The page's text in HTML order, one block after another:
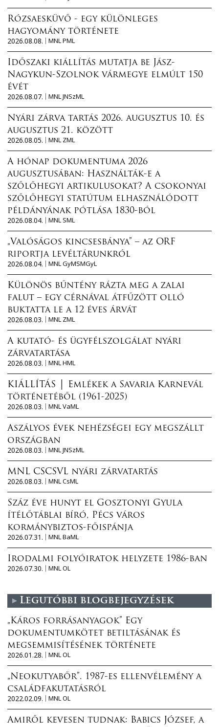
Rózsaesküvő - egy különleges
hagyomány története
2026.08.08.
MNL PML
Időszaki kiállítás mutatja be Jász-
Nagykun-Szolnok vármegye elmúlt 150
évét
2026.08.07.
MNL JNSzML
Nyári zárva tartás 2026. augusztus 10. és
augusztus 21. között
2026.08.05.
MNL ZML
A hónap dokumentuma 2026
augusztusában: Használták-e a
szőlőhegyi artikulusokat? A csokonyai
szőlőhegyi statútum elhasználódott
példányának pótlása 1830-ból
2026.08.04.
MNL SML
„Valóságos kincsesbánya” – az ORF
riportja levéltárunkról
2026.08.04.
MNL GyMSMGyL
Különös bűntény rázta meg a zalai
falut – egy cérnával átfűzött olló
buktatta le a 12 éves árvát
2026.08.03.
MNL ZML
A kutató- és ügyfélszolgálat nyári
zárvatartása
2026.08.03.
MNL HML
KIÁLLÍTÁS │ Emlékek a Savaria Karnevál
történetéből (1961-2025)
2026.08.03.
MNL VaML
Aszályos évek nehézségei egy megszállt
országban
2026.08.03.
MNL JNSzML
MNL CSCSVL nyári zárvatartás
2026.08.03.
MNL CsML
Száz éve hunyt el Gosztonyi Gyula
ítélőtáblai bíró, Pécs város
kormánybiztos-főispánja
2026.07.31.
MNL BaML
Irodalmi folyóiratok helyzete 1986-ban
2026.07.30.
MNL OL
Legutóbbi blogbejegyzések
„Káros forrásanyagok” Egy
dokumentumkötet betiltásának és
megsemmisítésének története
2026.01.28.
MNL OL
„Neokutyabőr”. 1987-es ellenvélemény a
családfakutatásról
2022.02.09.
MNL OL
Amiről kevesen tudnak: Babics József, a